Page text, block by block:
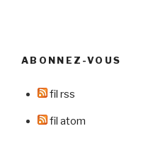
ABONNEZ-VOUS
fil rss
fil atom